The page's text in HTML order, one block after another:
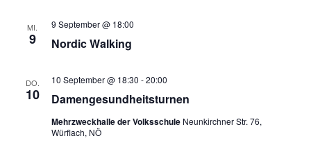
MI.
9 Nordic Walking
9 September @ 18:00
DO.
10 Damengesundheitsturnen
10 September @ 18:30 -20:00
Mehrzweckhalle der Volksschule Neunkirchner Str. 76,
Würflach, NÖ